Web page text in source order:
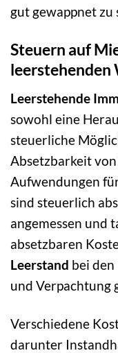
gut gewappnet zu
Steuern auf
leerstehenden
Leerstehende
sowohl eine
steuerliche
Absetzbarkeit
Aufwendungen
sind steuerlich
angemessen und
absetzbaren
Leerstand bei
und Verpachtung
Verschiedene
darunter